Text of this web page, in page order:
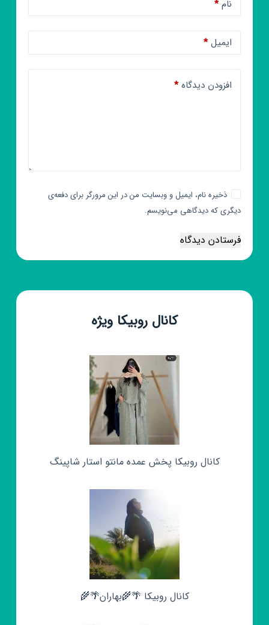
نام*
ایمیل*
افزودن دیدگاه*
ذخیره نام، ایمیل و وبسایت من در این مرورگر برای دفعه‌ی
دیگری که دیدگاهی می‌نویسم.
فرستادن دیدگاه
کانال روبیکا ویژه
کانال روبیکا پخش عمده مانتو استار شاپینگ
کانال روبیکا 🌴🌾بهاران🌴🌾